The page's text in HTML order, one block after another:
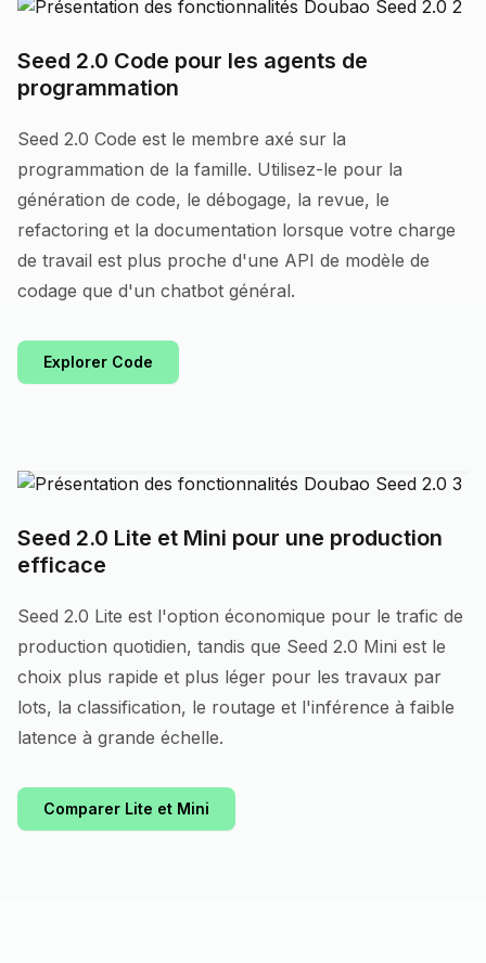
Seed 2.0 Code pour les agents de
programmation
Seed 2.0 Code est le membre axé sur la
programmation de la famille. Utilisez-le pour la
génération de code, le débogage, la revue, le
refactoring et la documentation lorsque votre charge
de travail est plus proche d'une API de modèle de
codage que d'un chatbot général.
Explorer Code
Seed 2.0 Lite et Mini pour une production
efficace
Seed 2.0 Lite est l'option économique pour le trafic de
production quotidien, tandis que Seed 2.0 Mini est le
choix plus rapide et plus léger pour les travaux par
lots, la classification, le routage et l'inférence à faible
latence à grande échelle.
Comparer Lite et Mini